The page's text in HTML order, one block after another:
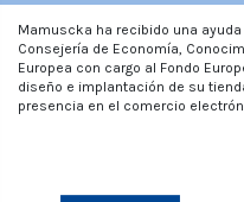
Mamuscka ha recibido una
Consejería de Economía,
Europea con cargo al Fondo
diseño e implantación de su
presencia en el comercio